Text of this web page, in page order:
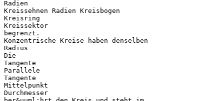
Radien
Kreissehnen Radien Kreisbogen
Kreisring
Kreissektor
begrenzt.
Konzentrische Kreise haben denselben
Radius
Die
Tangente
Parallele
Tangente
Mittelpunkt
Durchmesser